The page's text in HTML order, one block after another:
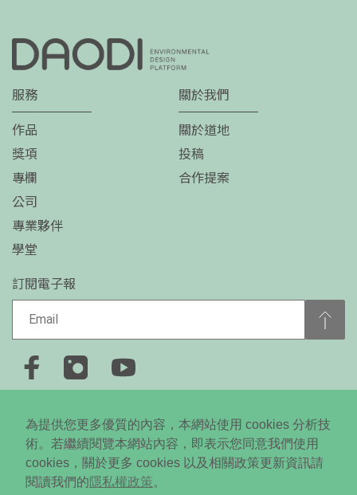
為提供您更多優質的內容，本網站使用 cookies 分析技
術。若繼續閱覽本網站內容，即表示您同意我們使用
cookies，關於更多 cookies 以及相關政策更新資訊請
閱讀我們的隱私權政策。
服務
作品
獎項
專欄
公司
專業夥伴
學堂
關於我們
關於道地
投稿
合作提案
訂閱電子報
台北市大安區忠孝東路四段310號5樓
Copyright © 2024 Daodi New Media All RightsReserved. ©
未經授權．不得轉載